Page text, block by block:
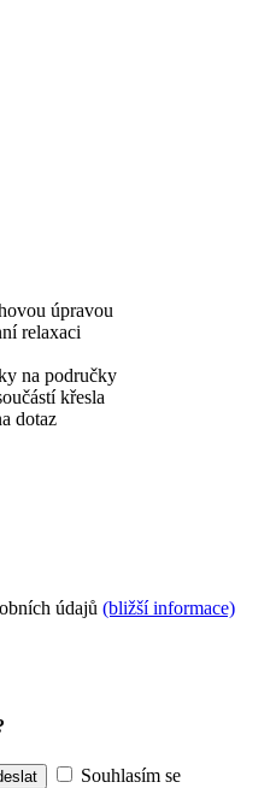
úpravou
relaxaci
na područky
křesla
dotaz
údajů (bližší informace)
Souhlasím se